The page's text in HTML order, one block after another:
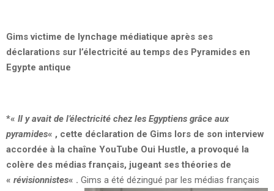
Gims victime de lynchage médiatique après ses
déclarations sur l’électricité au temps des Pyramides en
Egypte antique
*« Il y avait de l’électricité chez les Egyptiens grâce aux
pyramides« , cette déclaration de Gims lors de son interview
accordée à la chaîne YouTube Oui Hustle, a provoqué la
colère des médias français, jugeant ses théories de
« révisionnistes« . Gims a été dézingué par les médias français